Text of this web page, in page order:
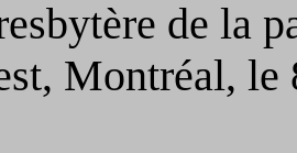
de la
Montréal,